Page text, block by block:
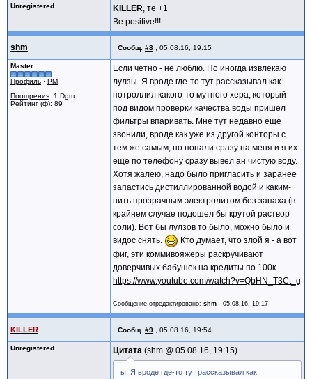
Unregistered KILLER, те +1
Be positive!!!
shm Сообщ. #8 05.08.16, 19:15
Master
Профиль · PM
Поощрения: 1 Dgm
Рейтинг (ф): 89
Если четно - не люблю. Но иногда извлекаю
лулзы. Я вроде где-то тут рассказывал как
потроллил какого-то мутного хера, который
под видом проверки качества воды пришел
фильтры впаривать. Мне тут недавно еще
звонили, вроде как уже из другой конторы с
тем же самым, но попали сразу на меня и я их
еще по телефону сразу вывел ан чистую воду.
Хотя жалею, надо было пригласить и заранее
запастись дистиллированной водой и каким-
нить прозрачным электролитом без запаха (в
крайнем случае подошел бы крутой раствор
соли). Вот бы лулзов то было, можно было и
видос снять.
Кто думает, что злой я - а вот
фиг, эти коммивояжеры раскручивают
доверчивых бабушек на кредиты по 100к.
https://www.youtube.com/watch?v=QbHN_T3Ct_g
Сообщение отредактировано: shm - 05.08.16, 19:17
KILLER Сообщ. #9 05.08.16, 19:54
Unregistered Цитата shm @ 05.08.16, 19:15
ы. Я вроде где-то тут рассказывал как